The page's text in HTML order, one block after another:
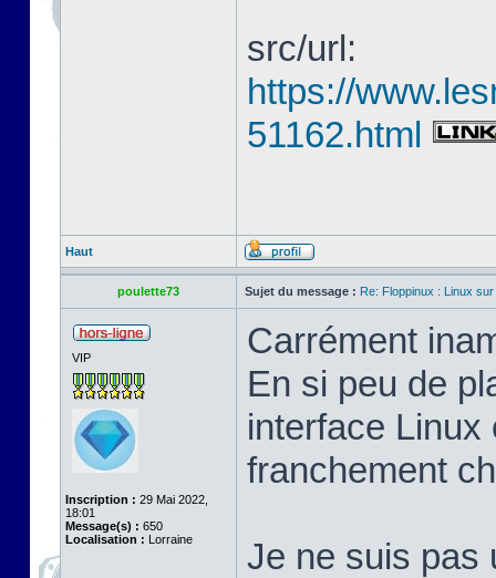
src/url:
https://
51162.html
Haut
poulette73 Sujet du message : Re: Floppinux : Linux
VIP
Inscription : 29 Mai 2022,
18:01
Message(s) : 650
Localisation : Lorraine
Carrément
En si peu de
interface Linux
franchement
Je ne suis pas